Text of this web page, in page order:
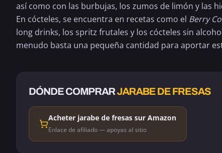
así como con las burbujas, los zumos de limón y las
En cócteles, se encuentra en recetas como el Berry
long drinks, los spritz frutales y los cócteles sin
menudo basta una pequeña cantidad para aportar
DÓNDE COMPRARJARABE DE FRESAS
Acheter jarabe de fresas sur Amazon
Enlace de afiliado — apoyas al sitio